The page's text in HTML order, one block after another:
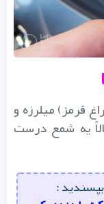
میلرزه و
یه شمع درست
: